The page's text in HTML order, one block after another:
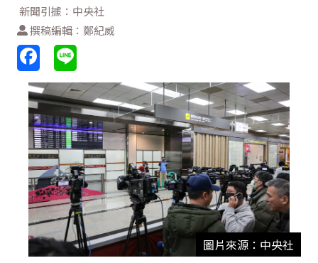
新聞引據：中央社
撰稿編輯：鄭紀威
圖片來源：中央社